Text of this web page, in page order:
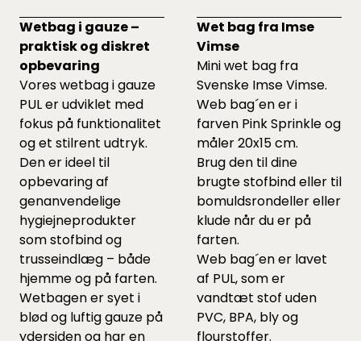
Wetbag i gauze –
praktisk og diskret
opbevaring
Vores wetbag i gauze
PUL er udviklet med
fokus på funktionalitet
og et stilrent udtryk.
Den er ideel til
opbevaring af
genanvendelige
hygiejneprodukter
som stofbind og
trusseindlæg – både
hjemme og på farten.
Wetbagen er syet i
blød og luftig gauze på
ydersiden og har en
Wet bag fra Imse
Vimse
Mini wet bag fra
Svenske Imse Vimse.
Web bag´en er i
farven Pink Sprinkle og
måler 20x15 cm.
Brug den til dine
brugte stofbind eller til
bomuldsrondeller eller
klude når du er på
farten.
Web bag´en er lavet
af PUL, som er
vandtæt stof uden
PVC, BPA, bly og
flourstoffer.